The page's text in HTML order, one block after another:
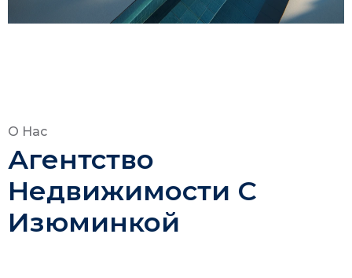
О Нас
Агентство
Недвижимости С
Изюминкой